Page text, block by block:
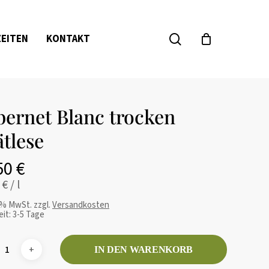
KONTAKT suchen...
Blanc trocken
€
€/ l
MwSt. zzgl.Versandkosten
3-5 Tage
IN DEN WARENKORB
für „Cabernet Blanc trocken